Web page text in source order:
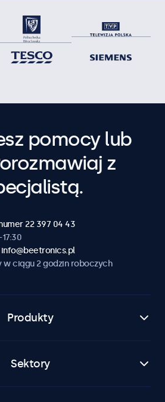
pomocy lub
z
22 397 04 43
info@beetronics.pl
w ciągu 2 godzin roboczych
Produkty
Sektory